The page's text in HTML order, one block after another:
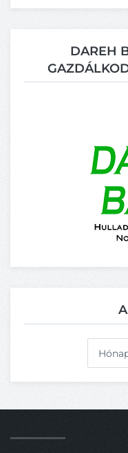
DAREH